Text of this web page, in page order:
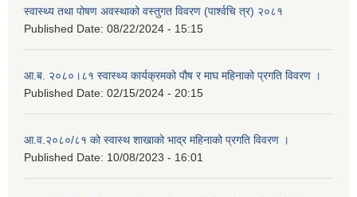
स्वास्थ्य तथा पोषण अवस्थाको वस्तुगत विवरण (पार्श्वचि त्र) २०८१
Published Date: 08/22/2024 - 15:15
आ.ब. २०८०।८१ स्वास्थ्य कार्यक्रमको पौष र माघ महिनाको प्रगति विवरण ।
Published Date: 02/15/2024 - 20:15
आ.व.२०८०/८१ को स्वास्थ शाखाको भाद्र महिनाको प्रगति विवरण ।
Published Date: 10/08/2023 - 16:01